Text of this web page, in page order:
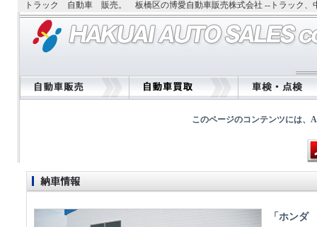
トラック 自動車 販売。 板橋区の博愛自動車販売株式会社 --トラック、
このページのコンテンツには、
「ホンダ